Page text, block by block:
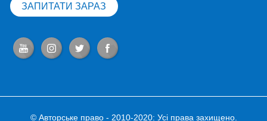
ЗАПИТАТИ ЗАРАЗ
© Авторське право - 2010-2020: Усі права захищено.